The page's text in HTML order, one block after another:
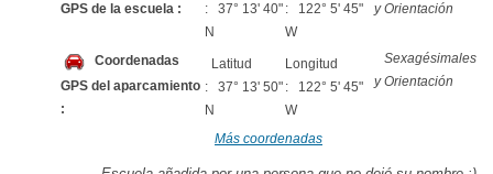
GPS de la escuela :
: 37° 13' 40"
N
: 122° 5' 45"
W
y Orientación
Coordenadas
GPS del aparcamiento
:
Latitud
: 37° 13' 50"
N
Longitud
: 122° 5' 45"
W
Sexagésimales
y Orientación
Más coordenadas